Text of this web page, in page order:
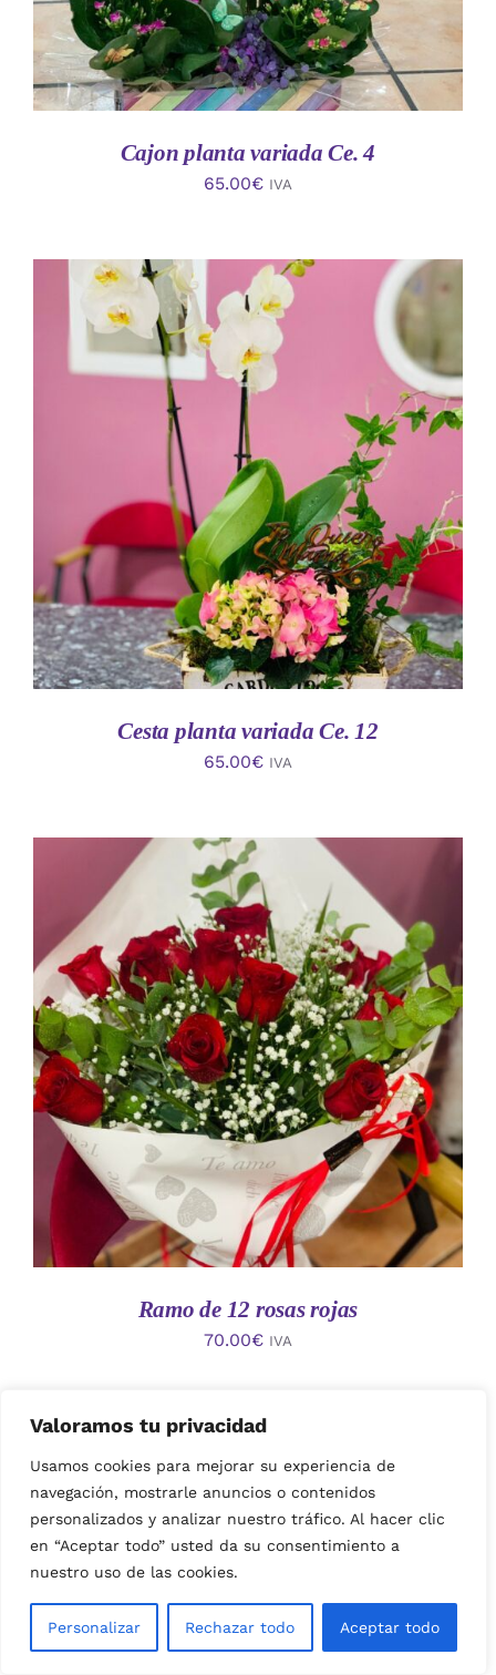
Valoramos tu privacidad
Usamos cookies para mejorar su experiencia de
navegación, mostrarle anuncios o contenidos
personalizados y analizar nuestro tráfico. Al hacer clic
en “Aceptar todo” usted da su consentimiento a
nuestro uso de las cookies.
Personalizar Rechazar todo Aceptar todo
Cajon planta variada Ce. 4
65.00€ IVA
AÑADIR AL CARRITO
/
Cesta planta variada Ce. 12
65.00€ IVA
AÑADIR AL CARRITO
/
DETALLES
Ramo de 12 rosas rojas
70.00€ IVA
AÑADIR AL CARRITO